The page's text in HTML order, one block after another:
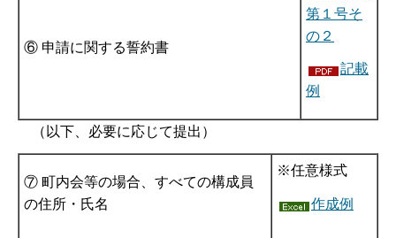
⑥ 申請に関する誓約書
第１号そ
の２
記載
例
（以下、必要に応じて提出）
⑦ 町内会等の場合、すべての構成員
の住所・氏名
※任意様式
作成例